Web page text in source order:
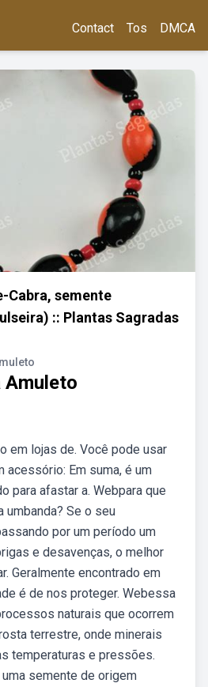
Contact Tos DMCA
Cabra, semente
:: Plantas Sagradas
Amuleto
em lojas de. Você pode usar
acessório: Em suma, é um
para afastar a. Webpara que
umbanda? Se o seu
por um período um
e desavenças, o melhor
Geralmente encontrado em
é de nos proteger. Webessa
naturais que ocorrem
terrestre, onde minerais
temperaturas e pressões.
semente de origem